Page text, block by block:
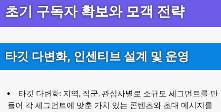
초기 구독자 확보와 모객 전략
타깃 다변화, 인센티브 설계 및 운영
타깃 다변화: 지역, 직군, 관심사별로 소규모 세그먼트를 만
들어 각 세그먼트에 맞춘 가치 있는 콘텐츠와 초대 메시지를